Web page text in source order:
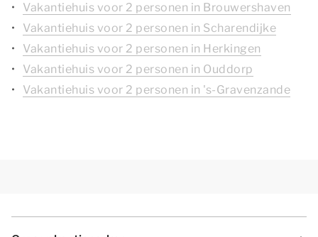
Vakantiehuis voor 2 personen in Brouwershaven
Vakantiehuis voor 2 personen in Scharendijke
Vakantiehuis voor 2 personen in Herkingen
Vakantiehuis voor 2 personen in Ouddorp
Vakantiehuis voor 2 personen in 's-Gravenzande